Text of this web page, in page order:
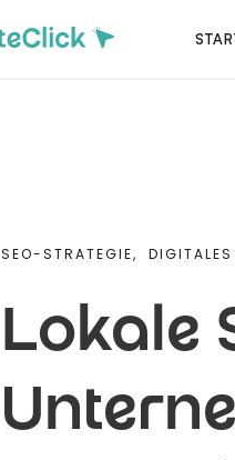
SEO-STRATEGIE,
Lokale